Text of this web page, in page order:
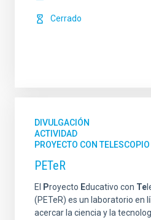
Cerrado
DIVULGACIÓN
ACTIVIDAD
PROYECTO CON TELESCOPIO
PETeR
El Proyecto Educativo con Te
(PETeR) es un laboratorio en
acercar la ciencia y la